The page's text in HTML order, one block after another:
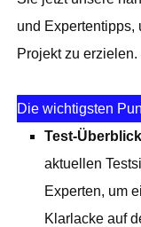
und Expertentipps,
Projekt zu erzielen.
Die wichtigsten
Test-
aktuellen
Experten, um
Klarlacke auf